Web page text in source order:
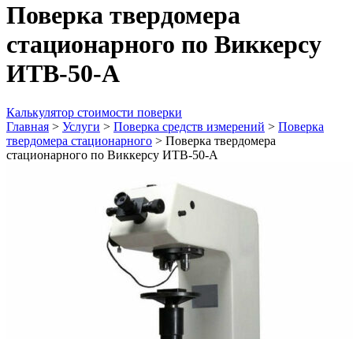
Поверка твердомера
стационарного по Виккерсу
ИТВ-50-А
Калькулятор стоимости поверки
Главная > Услуги > Поверка средств измерений > Поверка
твердомера стационарного > Поверка твердомера
стационарного по Виккерсу ИТВ-50-А